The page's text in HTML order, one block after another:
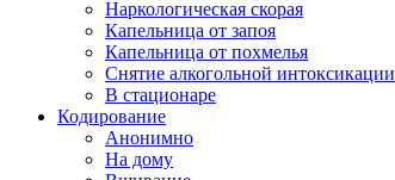
Наркологическая скорая
Капельница от запоя
Капельница от похмелья
Снятие алкогольной интоксикации
В стационаре
Кодирование
Анонимно
На дому